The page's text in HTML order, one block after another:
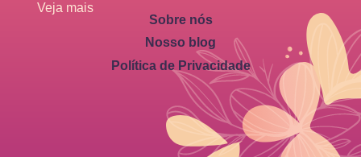
Veja mais
Sobre nós
Nosso blog
Política de Privacidade